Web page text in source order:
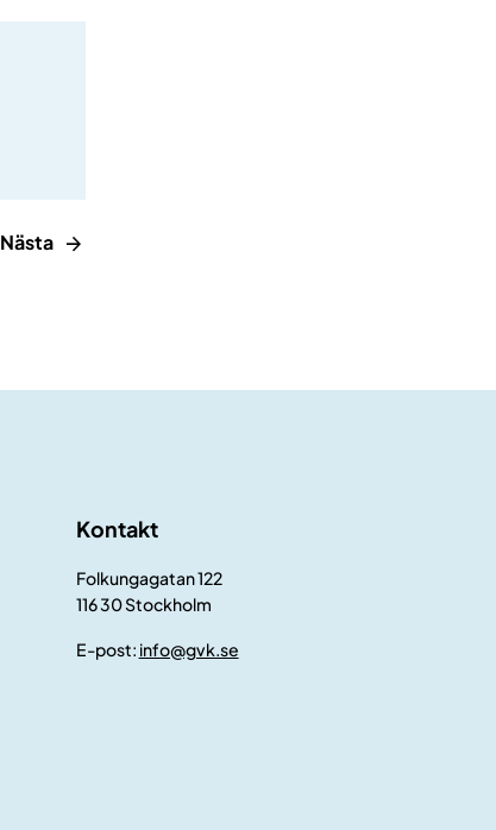
Nästa
Kontakt
Folkungagatan 122
116 30 Stockholm
E-post: info@gvk.se